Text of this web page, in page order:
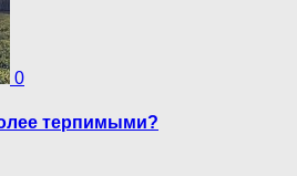
0
терпимыми?